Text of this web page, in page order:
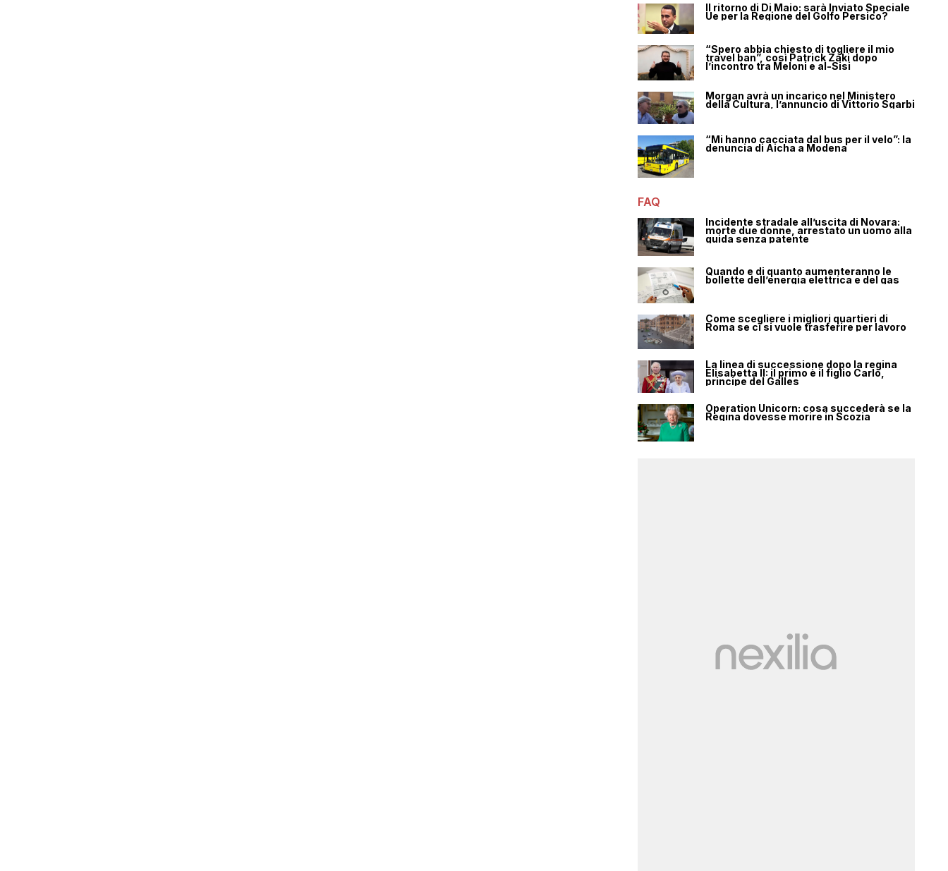
Il ritorno di Di Maio: sarà Inviato Speciale
Ue per la Regione del Golfo Persico?
“Spero abbia chiesto di togliere il mio
travel ban”, così Patrick Zaki dopo
l’incontro tra Meloni e al-Sisi
Morgan avrà un incarico nel Ministero
della Cultura, l’annuncio di Vittorio Sgarbi
“Mi hanno cacciata dal bus per il velo”: la
denuncia di Aicha a Modena
FAQ
Incidente stradale all’uscita di Novara:
morte due donne, arrestato un uomo alla
guida senza patente
Quando e di quanto aumenteranno le
bollette dell’energia elettrica e del gas
Come scegliere i migliori quartieri di
Roma se ci si vuole trasferire per lavoro
La linea di successione dopo la regina
Elisabetta II: il primo è il figlio Carlo,
principe del Galles
Operation Unicorn: cosa succederà se la
Regina dovesse morire in Scozia